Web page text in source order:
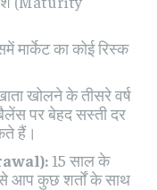
मार्केट का कोई रिस्क
खोलने के तीसरे वर्ष
पर बेहद सस्ती दर
हैं।
15 साल के
आप कुछ शर्तों के साथ